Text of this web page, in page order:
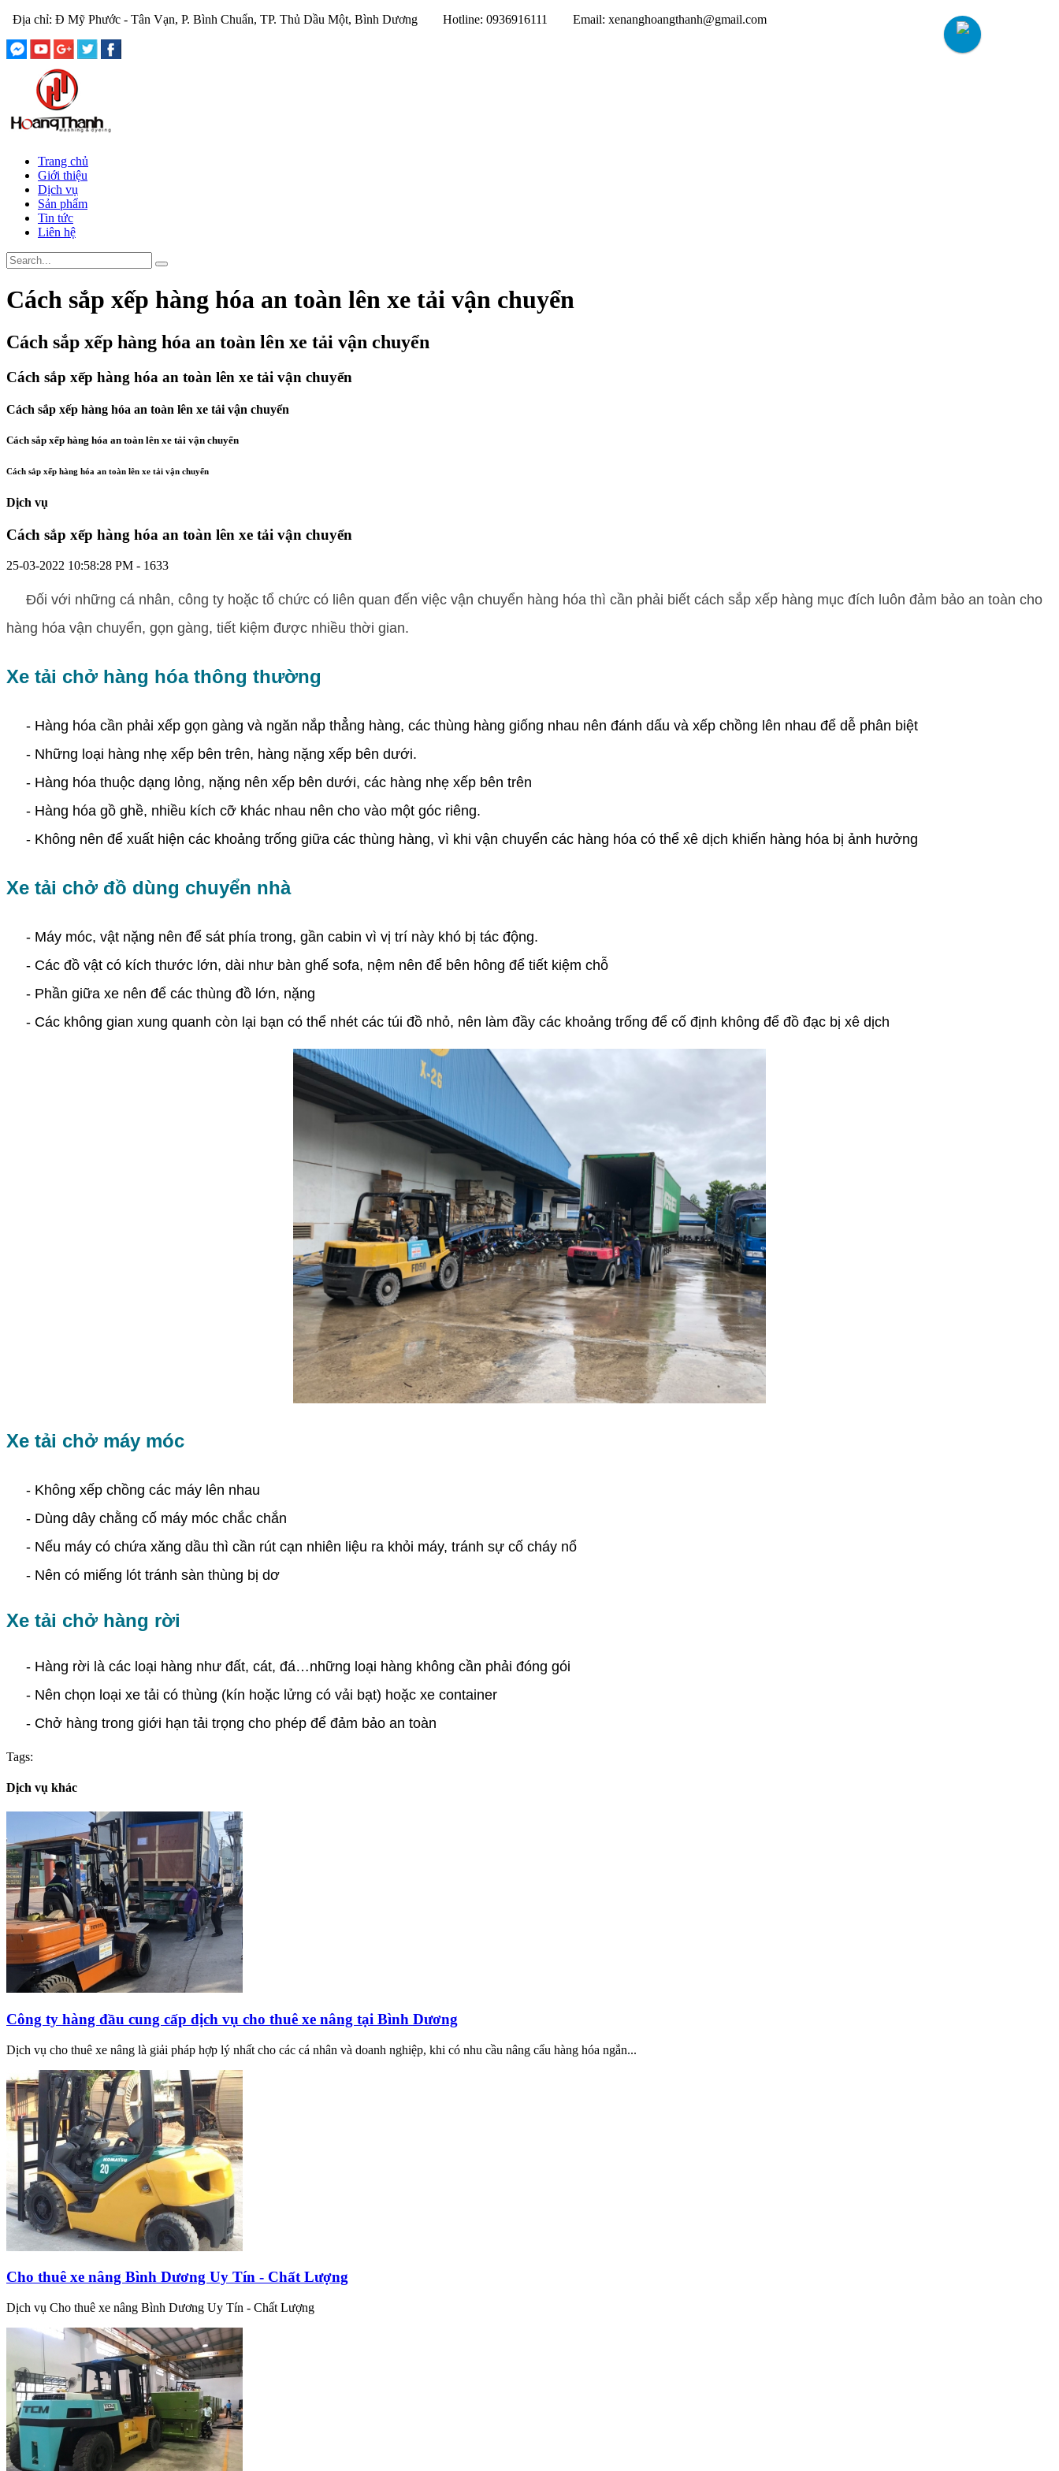
Địa chỉ: Đ Mỹ Phước - Tân Vạn, P. Bình Chuẩn, TP. Thủ Dầu Một, Bình Dương Hotline: 0936916111 Email: xenanghoangthanh@gmail.com
Trang chủ
Giới thiệu
Dịch vụ
Sản phẩm
Tin tức
Liên hệ
Cách sắp xếp hàng hóa an toàn lên xe tải vận chuyển
Cách sắp xếp hàng hóa an toàn lên xe tải vận chuyển
Cách sắp xếp hàng hóa an toàn lên xe tải vận chuyển
Cách sắp xếp hàng hóa an toàn lên xe tải vận chuyển
Cách sắp xếp hàng hóa an toàn lên xe tải vận chuyển
Cách sắp xếp hàng hóa an toàn lên xe tải vận chuyển
Dịch vụ
Cách sắp xếp hàng hóa an toàn lên xe tải vận chuyển
25-03-2022 10:58:28 PM - 1633
Đối với những cá nhân, công ty hoặc tổ chức có liên quan đến việc vận chuyển hàng hóa thì cần phải biết cách sắp xếp hàng mục đích luôn đảm bảo an toàn cho
hàng hóa vận chuyển, gọn gàng, tiết kiệm được nhiều thời gian.
Xe tải chở hàng hóa thông thường
- Hàng hóa cần phải xếp gọn gàng và ngăn nắp thẳng hàng, các thùng hàng giống nhau nên đánh dấu và xếp chồng lên nhau để dễ phân biệt
- Những loại hàng nhẹ xếp bên trên, hàng nặng xếp bên dưới.
- Hàng hóa thuộc dạng lỏng, nặng nên xếp bên dưới, các hàng nhẹ xếp bên trên
- Hàng hóa gồ ghề, nhiều kích cỡ khác nhau nên cho vào một góc riêng.
- Không nên để xuất hiện các khoảng trống giữa các thùng hàng, vì khi vận chuyển các hàng hóa có thể xê dịch khiến hàng hóa bị ảnh hưởng
Xe tải chở đồ dùng chuyển nhà
- Máy móc, vật nặng nên để sát phía trong, gần cabin vì vị trí này khó bị tác động.
- Các đồ vật có kích thước lớn, dài như bàn ghế sofa, nệm nên để bên hông để tiết kiệm chỗ
- Phần giữa xe nên để các thùng đồ lớn, nặng
- Các không gian xung quanh còn lại bạn có thể nhét các túi đồ nhỏ, nên làm đầy các khoảng trống để cố định không để đồ đạc bị xê dịch
Xe tải chở máy móc
- Không xếp chồng các máy lên nhau
- Dùng dây chằng cố máy móc chắc chắn
- Nếu máy có chứa xăng dầu thì cần rút cạn nhiên liệu ra khỏi máy, tránh sự cố cháy nổ
- Nên có miếng lót tránh sàn thùng bị dơ
Xe tải chở hàng rời
- Hàng rời là các loại hàng như đất, cát, đá…những loại hàng không cần phải đóng gói
- Nên chọn loại xe tải có thùng (kín hoặc lửng có vải bạt) hoặc xe container
- Chở hàng trong giới hạn tải trọng cho phép để đảm bảo an toàn
Tags:
Dịch vụ khác
Công ty hàng đầu cung cấp dịch vụ cho thuê xe nâng tại Bình Dương
Dịch vụ cho thuê xe nâng là giải pháp hợp lý nhất cho các cá nhân và doanh nghiệp, khi có nhu cầu nâng cẩu hàng hóa ngắn...
Cho thuê xe nâng Bình Dương Uy Tín - Chất Lượng
Dịch vụ Cho thuê xe nâng Bình Dương Uy Tín - Chất Lượng